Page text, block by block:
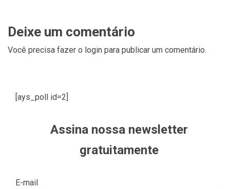
Deixe um comentário
Você precisa fazer o login para publicar um comentário.
[ays_poll id=2]
Assina nossa newsletter
gratuitamente
E-mail